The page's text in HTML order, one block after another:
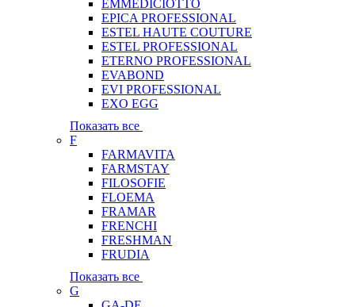
EMMEDICIOTTO
EPICA PROFESSIONAL
ESTEL HAUTE COUTURE
ESTEL PROFESSIONAL
ETERNO PROFESSIONAL
EVABOND
EVI PROFESSIONAL
EXO EGG
Показать все
F
FARMAVITA
FARMSTAY
FILOSOFIE
FLOEMA
FRAMAR
FRENCHI
FRESHMAN
FRUDIA
Показать все
G